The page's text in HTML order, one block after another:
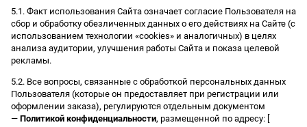
5.1. Факт использования Сайта означает согласие Пользователя на
сбор и обработку обезличенных данных о его действиях на Сайте (с
использованием технологии «cookies» и аналогичных) в целях
анализа аудитории, улучшения работы Сайта и показа целевой
рекламы.
5.2. Все вопросы, связанные с обработкой персональных данных
Пользователя (которые он предоставляет при регистрации или
оформлении заказа), регулируются отдельным документом
— Политикой конфиденциальности, размещенной по адресу: [